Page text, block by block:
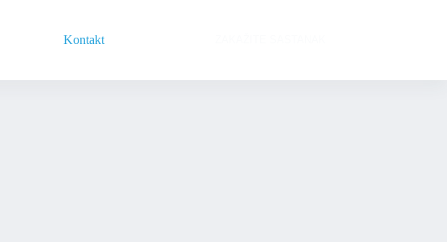
Kontakt